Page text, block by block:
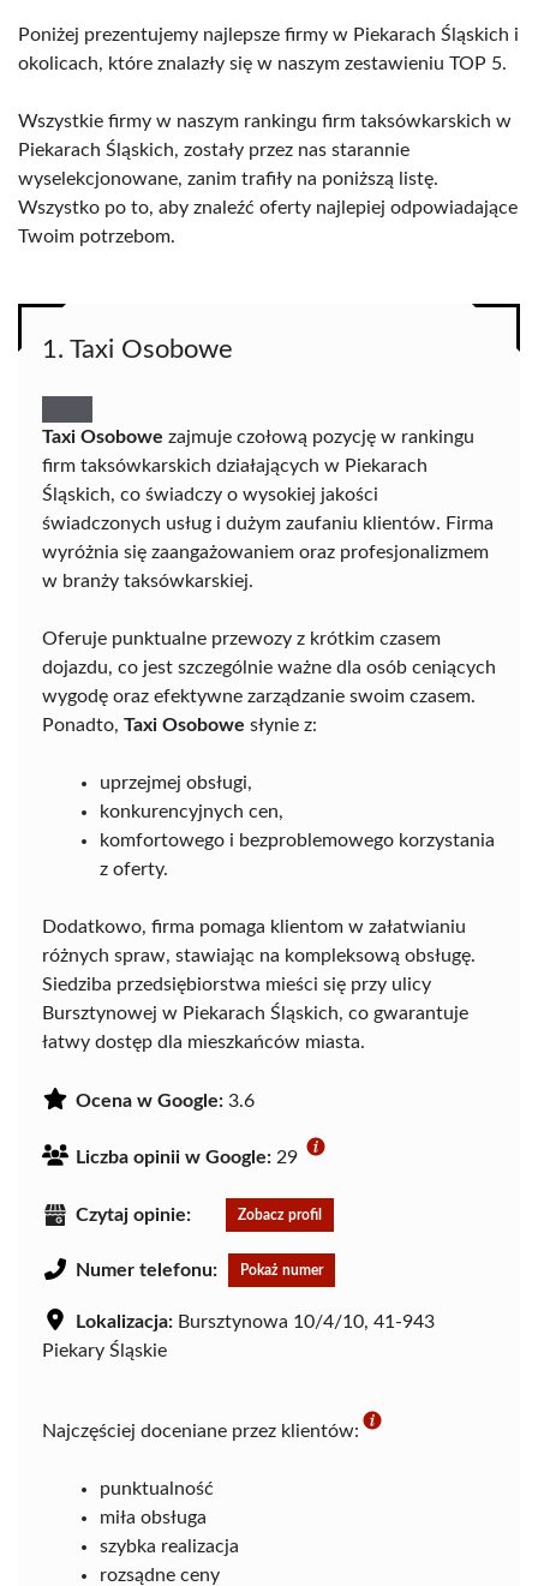
Poniżej prezentujemy najlepsze firmy w Piekarach Śląskich i
okolicach, które znalazły się w naszym zestawieniu TOP 5.
Wszystkie firmy w naszym rankingu firm taksówkarskich w
Piekarach Śląskich, zostały przez nas starannie
wyselekcjonowane, zanim trafiły na poniższą listę.
Wszystko po to, aby znaleźć oferty najlepiej odpowiadające
Twoim potrzebom.
1. Taxi Osobowe
Taxi Osobowe zajmuje czołową pozycję w rankingu
firm taksówkarskich działających w Piekarach
Śląskich, co świadczy o wysokiej jakości
świadczonych usług i dużym zaufaniu klientów. Firma
wyróżnia się zaangażowaniem oraz profesjonalizmem
w branży taksówkarskiej.
Oferuje punktualne przewozy z krótkim czasem
dojazdu, co jest szczególnie ważne dla osób ceniących
wygodę oraz efektywne zarządzanie swoim czasem.
Ponadto, Taxi Osobowe słynie z:
uprzejmej obsługi,
konkurencyjnych cen,
komfortowego i bezproblemowego korzystania
z oferty.
Dodatkowo, firma pomaga klientom w załatwianiu
różnych spraw, stawiając na kompleksową obsługę.
Siedziba przedsiębiorstwa mieści się przy ulicy
Bursztynowej w Piekarach Śląskich, co gwarantuje
łatwy dostęp dla mieszkańców miasta.
Ocena w Google: 3.6
Liczba opinii w Google: 29
Czytaj opinie: Zobacz profil
Numer telefonu: Pokaż numer
Lokalizacja: Bursztynowa 10/4/10, 41-943
Piekary Śląskie
Najczęściej doceniane przez klientów:
punktualność
miła obsługa
szybka realizacja
rozsądne ceny